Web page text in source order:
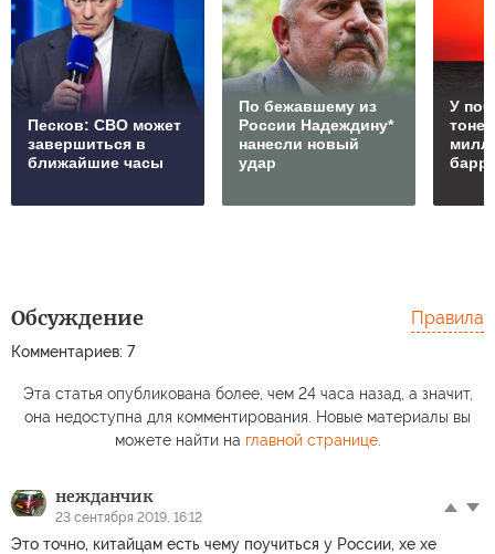
Песков: СВО может
завершиться в
ближайшие часы
По бежавшему из
России Надеждину*
нанесли новый
удар
У
Обсуждение
Комментариев: 7
Правила
Эта статья опубликована более, чем 24 часа назад, а значит,
она недоступна для комментирования. Новые материалы вы
можете найти на главной странице.
нежданчик
23 сентября 2019, 16:12
Это точно, китайцам есть чему поучиться у России, хе хе